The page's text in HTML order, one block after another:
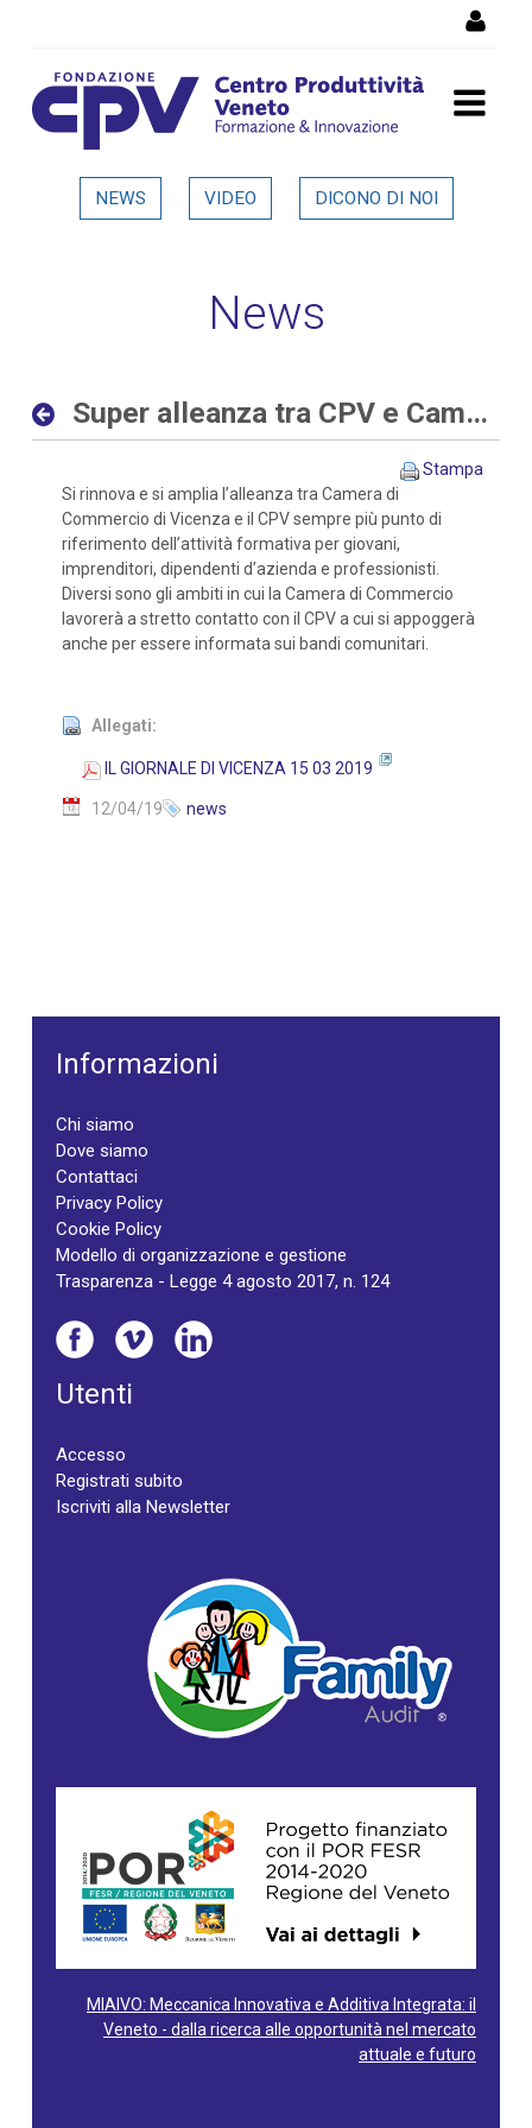
Super alleanza tra CPV e
Vicenza - Dettaglio in
NEWS VIDEO DICONO DI NOI
News
Super alleanza tra CPV e Camera di Commercio di Vicenza
Stampa
Si rinnova e si amplia l’alleanza tra Camera di
Commercio di Vicenza e il CPV sempre più punto di
riferimento dell’attività formativa per giovani,
imprenditori, dipendenti d’azienda e professionisti.
Diversi sono gli ambiti in cui la Camera di Commercio
lavorerà a stretto contatto con il CPV a cui si appoggerà
anche per essere informata sui bandi comunitari.
Allegati:
IL GIORNALE DI VICENZA 15 03 2019
12/04/19 news
Informazioni
Chi siamo
Dove siamo
Contattaci
Privacy Policy
Cookie Policy
Modello di organizzazione e gestione
Trasparenza - Legge 4 agosto 2017, n. 124
Utenti
Accesso
Registrati subito
Iscriviti alla Newsletter
MIAIVO: Meccanica Innovativa e Additiva Integrata: il
Veneto - dalla ricerca alle opportunità nel mercato
attuale e futuro